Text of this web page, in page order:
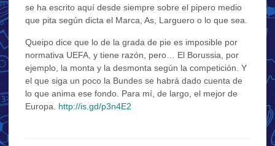
se ha escrito aquí desde siempre sobre el pipero medio
que pita según dicta el Marca, As, Larguero o lo que sea.
Queipo dice que lo de la grada de pie es imposible por
normativa UEFA, y tiene razón, pero… El Borussia, por
ejemplo, la monta y la desmonta según la competición. Y
el que siga un poco la Bundes se habrá dado cuenta de
lo que anima ese fondo. Para mí, de largo, el mejor de
Europa. http://is.gd/p3n4E2